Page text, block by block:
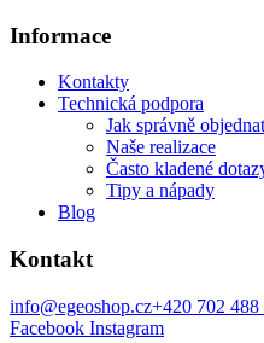
Informace
Kontakty
Technická podpora
Jak správně
Naše realizace
Často kladené
Tipy a nápady
Blog
Kontakt
info@egeoshop.cz+420 702 488
Facebook Instagram